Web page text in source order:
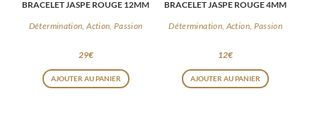
BRACELET JASPE ROUGE 12MM
Détermination, Action, Passion
29€
AJOUTER AU PANIER
BRACELET JASPE ROUGE 4MM
Détermination, Action, Passion
12€
AJOUTER AU PANIER